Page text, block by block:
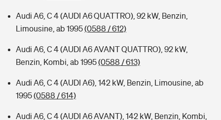
Audi A6, C 4 (AUDI A6 QUATTRO), 92 kW, Benzin,
Limousine, ab 1995(0588 / 612)
Audi A6, C 4 (AUDI A6 AVANT QUATTRO), 92 kW,
Benzin, Kombi, ab 1995(0588 / 613)
Audi A6, C 4 (AUDI A6), 142 kW, Benzin, Limousine, ab
1995(0588 / 614)
Audi A6, C 4 (AUDI A6 AVANT), 142 kW, Benzin, Kombi,